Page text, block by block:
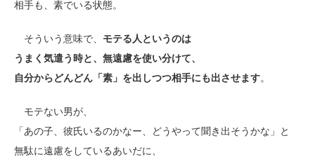
相手も、素でいる状態。
そういう意味で、 モテる人というのは
うまく気遣う時と、無遠慮を使い分けて、
自分からどんどん「素」を出しつつ相手にも出させます。
モテない男が、
「あの子、彼氏いるのかなー、どうやって聞き出そうかな」と
無駄に遠慮をしているあいだに、